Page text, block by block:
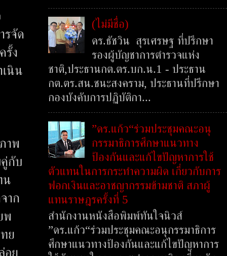
รจัด
รั้ง
เนิน
าพ
กับ
น
าก
พ
ย
อย
(ไม่มีชื่อ)
ดร.ธัชวิน สุรเศรษฐ ที่ปรึกษา
รองผู้บัญชาการตำรวจแห่ง
ชาติ,ประธานกต.ตร.บก.น.1 - ประธาน
กต.ตร.สน.ชนะสงคราม, ประธานที่ปรึกษา
กองบังคับการปฏิบัติกา...
”ดร.แก้ว“ร่วมประชุมคณะอนุ
กรรมาธิการศึกษาแนวทาง
ป้องกันและแก้ไขปัญหาการใช้
ตัวแทนในการกระทำความผิด เกี่ยวกับการ
ฟอกเงินและอาชญากรรมข้ามชาติ สภาผู้
แทนราษฎรครั้งที่ 5
สำนักงานหนังสือพิมพ์ทันใจนิวส์
”ดร.แก้ว“ร่วมประชุมคณะอนุกรรมาธิการ
ศึกษาแนวทางป้องกันและแก้ไขปัญหาการ